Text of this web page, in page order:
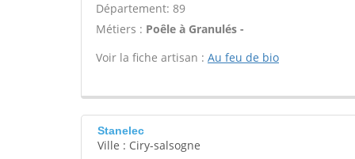
Département: 89
Métiers : Poêle à Granulés -
Voir la fiche artisan : Au feu de bio
Stanelec
Ville : Ciry-salsogne